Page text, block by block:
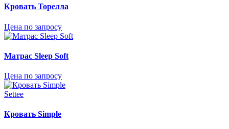
Кровать Торелла
Цена по запросу
Матрас Sleep Soft
Цена по запросу
Settee
Кровать Simple